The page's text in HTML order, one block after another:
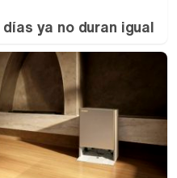
ya no duran igual